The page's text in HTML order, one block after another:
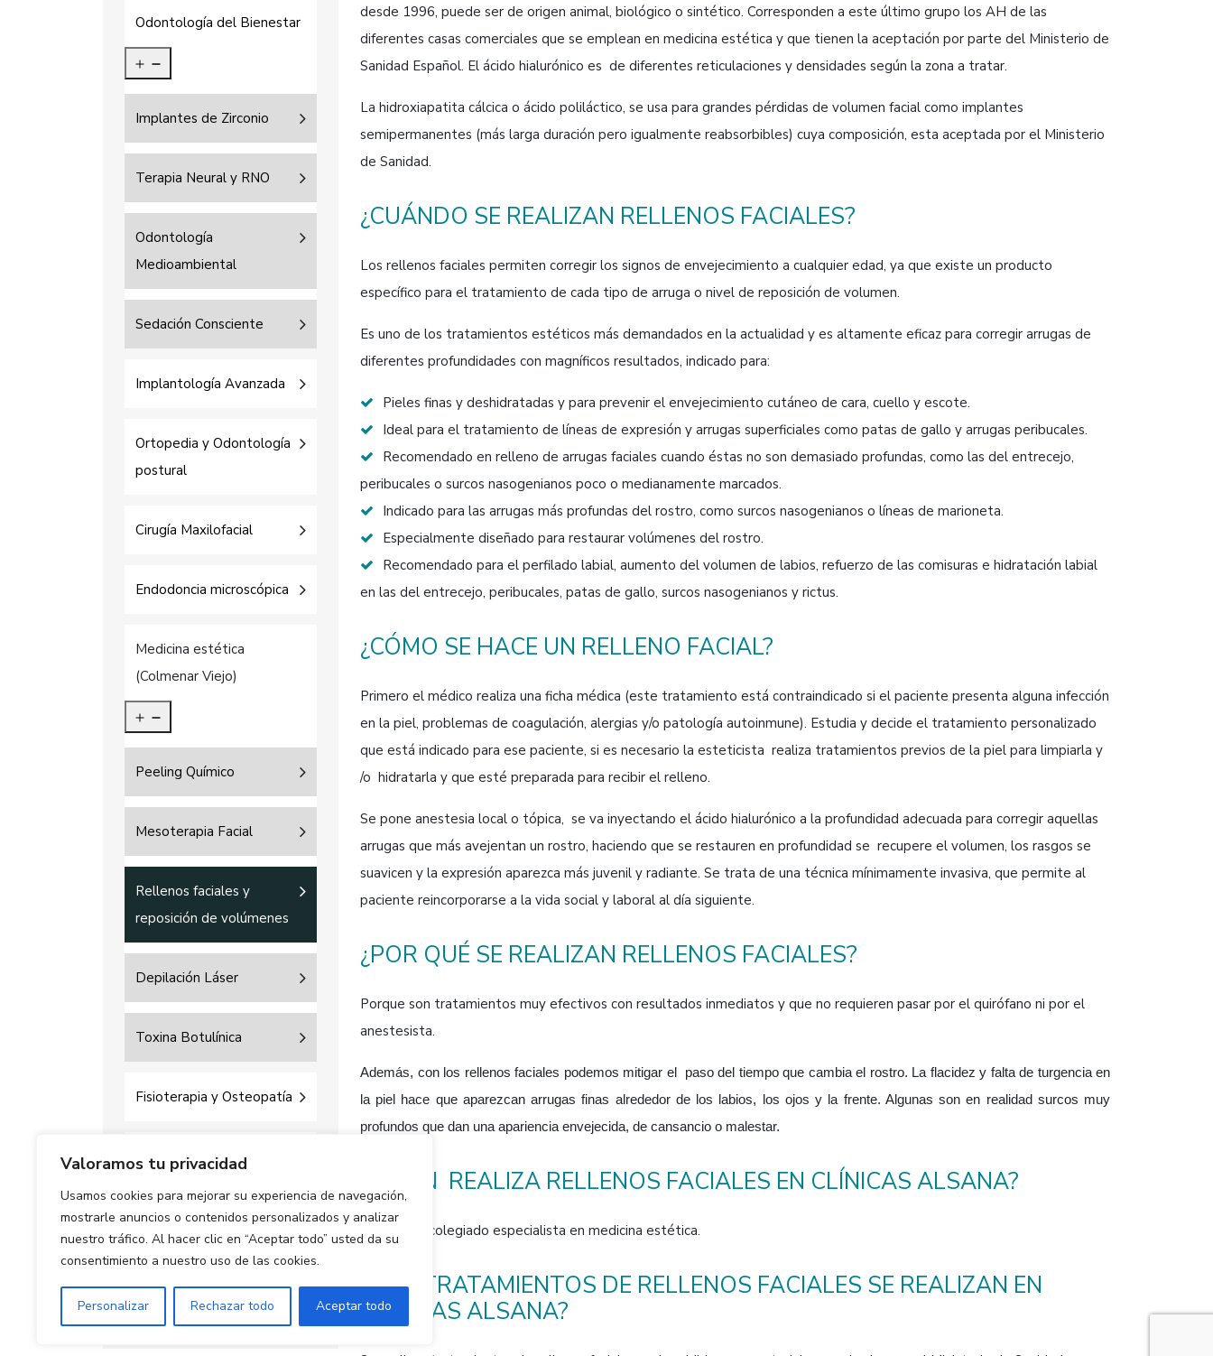
Valoramos tu privacidad
Usamos cookies para mejorar su experiencia de navegación,
mostrarle anuncios o contenidos personalizados y analizar
nuestro tráfico. Al hacer clic en “Aceptar todo” usted da su
consentimiento a nuestro uso de las cookies.
Personalizar Rechazar todo Aceptar todo
Odontología del Bienestar
Implantes de Zirconio
Terapia Neural y RNO
Odontología
Medioambiental
Sedación Consciente
Implantología Avanzada
Ortopedia y Odontología
postural
Cirugía Maxilofacial
Endodoncia microscópica
Medicina estética
(Colmenar Viejo)
Peeling Químico
Mesoterapia Facial
Rellenos faciales y
reposición de volúmenes
Depilación Láser
Toxina Botulínica
Fisioterapia y Osteopatía
Podología (Colmenar Viejo)
Depilación Láser (Colmenar
Viejo)
Suelo pélvico
desde 1996, puede ser de origen animal, biológico o sintético. Corresponden a este último grupo los AH de las
diferentes casas comerciales que se emplean en medicina estética y que tienen la aceptación por parte del Ministerio de
Sanidad Español. El ácido hialurónico es de diferentes reticulaciones y densidades según la zona a tratar.
La hidroxiapatita cálcica o ácido poliláctico, se usa para grandes pérdidas de volumen facial como implantes
semipermanentes (más larga duración pero igualmente reabsorbibles) cuya composición, esta aceptada por el Ministerio
de Sanidad.
¿CUÁNDO SE REALIZAN RELLENOS FACIALES?
Los rellenos faciales permiten corregir los signos de envejecimiento a cualquier edad, ya que existe un producto
específico para el tratamiento de cada tipo de arruga o nivel de reposición de volumen.
Es uno de los tratamientos estéticos más demandados en la actualidad y es altamente eficaz para corregir arrugas de
diferentes profundidades con magníficos resultados, indicado para:
Pieles finas y deshidratadas y para prevenir el envejecimiento cutáneo de cara, cuello y escote.
Ideal para el tratamiento de líneas de expresión y arrugas superficiales como patas de gallo y arrugas peribucales.
Recomendado en relleno de arrugas faciales cuando éstas no son demasiado profundas, como las del entrecejo,
peribucales o surcos nasogenianos poco o medianamente marcados.
Indicado para las arrugas más profundas del rostro, como surcos nasogenianos o líneas de marioneta.
Especialmente diseñado para restaurar volúmenes del rostro.
Recomendado para el perfilado labial, aumento del volumen de labios, refuerzo de las comisuras e hidratación labial
en las del entrecejo, peribucales, patas de gallo, surcos nasogenianos y rictus.
¿CÓMO SE HACE UN RELLENO FACIAL?
Primero el médico realiza una ficha médica (este tratamiento está contraindicado si el paciente presenta alguna infección
en la piel, problemas de coagulación, alergias y/o patología autoinmune). Estudia y decide el tratamiento personalizado
que está indicado para ese paciente, si es necesario la esteticista realiza tratamientos previos de la piel para limpiarla y
/o hidratarla y que esté preparada para recibir el relleno.
Se pone anestesia local o tópica, se va inyectando el ácido hialurónico a la profundidad adecuada para corregir aquellas
arrugas que más avejentan un rostro, haciendo que se restauren en profundidad se recupere el volumen, los rasgos se
suavicen y la expresión aparezca más juvenil y radiante. Se trata de una técnica mínimamente invasiva, que permite al
paciente reincorporarse a la vida social y laboral al día siguiente.
¿POR QUÉ SE REALIZAN RELLENOS FACIALES?
Porque son tratamientos muy efectivos con resultados inmediatos y que no requieren pasar por el quirófano ni por el
anestesista.
Además, con los rellenos faciales podemos mitigar el paso del tiempo que cambia el rostro. La flacidez y falta de turgencia en
la piel hace que aparezcan arrugas finas alrededor de los labios, los ojos y la frente. Algunas son en realidad surcos muy
profundos que dan una apariencia envejecida, de cansancio o malestar.
¿QUIÉN REALIZA RELLENOS FACIALES EN CLÍNICAS ALSANA?
Un médico colegiado especialista en medicina estética.
¿QUÉ TRATAMIENTOS DE RELLENOS FACIALES SE REALIZAN EN
CLÍNICAS ALSANA?